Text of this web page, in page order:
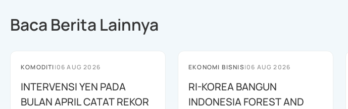
Baca Berita Lainnya
KOMODITI|06 AUG 2026
INTERVENSI YEN PADA
BULAN APRIL CATAT REKOR
EKONOMI BISNIS|06 AUG 2026
RI-KOREA BANGUN
INDONESIA FOREST AND